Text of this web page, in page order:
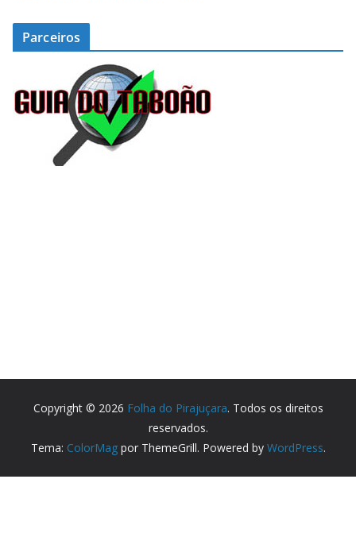
Parceiros
Copyright © 2026 Folha do Pirajuçara. Todos os direitos
reservados.
Tema: ColorMagpor ThemeGrill. Powered by WordPress.